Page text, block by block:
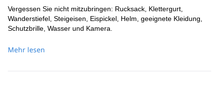
Vergessen Sie nicht mitzubringen: Rucksack, Klettergurt,
Wanderstiefel, Steigeisen, Eispickel, Helm, geeignete Kleidung,
Schutzbrille, Wasser und Kamera.
Mehr lesen